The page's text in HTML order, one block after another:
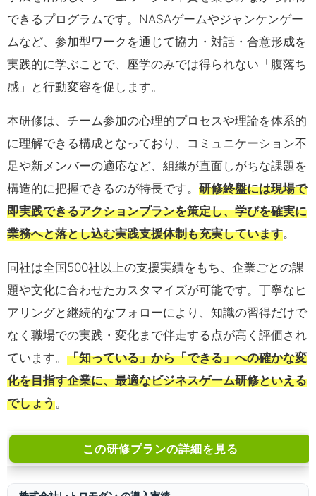
できるプログラムです。NASAゲームやジャンケンゲー
ムなど、参加型ワークを通じて協力・対話・合意形成を
実践的に学ぶことで、座学のみでは得られない「腹落ち
感」と行動変容を促します。
本研修は、チーム参加の心理的プロセスや理論を体系的
に理解できる構成となっており、コミュニケーション不
足や新メンバーの適応など、組織が直面しがちな課題を
構造的に把握できるのが特長です。 研修終盤には現場で
即実践できるアクションプランを策定し、学びを確実に
業務へと落とし込む実践支援体制も充実しています。
同社は全国500社以上の支援実績をもち、企業ごとの課
題や文化に合わせたカスタマイズが可能です。丁寧なヒ
アリングと継続的なフォローにより、知識の習得だけで
なく職場での実践・変化まで伴走する点が高く評価され
ています。 「知っている」から「できる」への確かな変
化を目指す企業に、最適なビジネスゲーム研修といえる
でしょう。
この研修プランの詳細を見る